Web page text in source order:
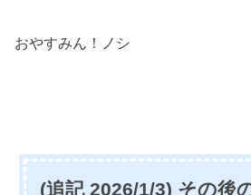
おやすみん！ノシ
(追記 2026/1/3) その後